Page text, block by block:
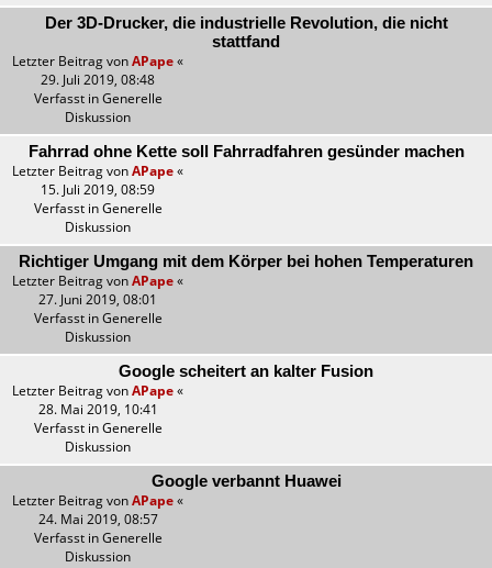
Der 3D-Drucker, die industrielle Revolution, die nicht
stattfand
Letzter Beitrag vonAPape«
29. Juli 2019, 08:48
Verfasst inGenerelle
Diskussion
Fahrrad ohne Kette soll Fahrradfahren gesünder machen
Letzter Beitrag vonAPape«
15. Juli 2019, 08:59
Verfasst inGenerelle
Diskussion
Richtiger Umgang mit dem Körper bei hohen Temperaturen
Letzter Beitrag vonAPape«
27. Juni 2019, 08:01
Verfasst inGenerelle
Diskussion
Google scheitert an kalter Fusion
Letzter Beitrag vonAPape«
28. Mai 2019, 10:41
Verfasst inGenerelle
Diskussion
Google verbannt Huawei
Letzter Beitrag vonAPape«
24. Mai 2019, 08:57
Verfasst inGenerelle
Diskussion